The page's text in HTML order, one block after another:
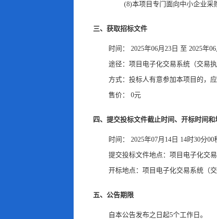
(8)本项目专门面向中小企业采
三、获取招标文件
时间： 2025年06月23日 至 2025年
途径： 项目电子化交易系统（交易
方式： 投标人有意参加本项目的 ，
售价： 0元
四、提交投标文件截止时间、开标时间和
时间： 2025年07月14日 14时30分
提交投标文件地点： 项目电子化交
开标地点： 项目电子化交易系统（
五、公告期限
自本公告发布之日起5个工作日 。